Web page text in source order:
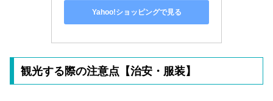
Yahoo!ショッピングで見る
観光する際の注意点【治安・服装】